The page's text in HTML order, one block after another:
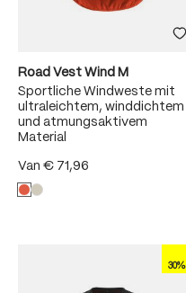
Road Vest Wind M
Sportliche Windweste mit
ultraleichtem, winddichtem
und atmungsaktivem
Material
Van € 71,96
30%